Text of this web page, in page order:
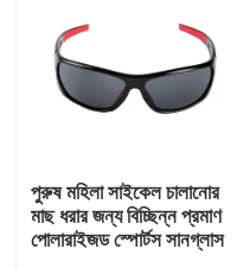
পুরুষ মহিলা সাইকেল চালানোর
মাছ ধরার জন্য বিচ্ছিন্ন প্রমাণ
পোলারাইজড স্পোর্টস সানগ্লাস